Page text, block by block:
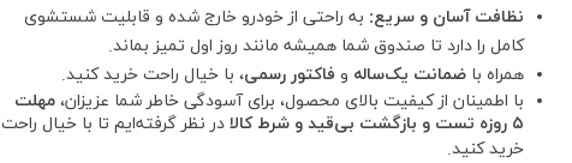
نظافت آسان و سریع: به راحتی از خودرو خارج شده و قابلیت شستشوی
کامل را دارد تا صندوق شما همیشه مانند روز اول تمیز بماند.
همراه باضمانت یک‌ساله و فاکتور رسمی، با خیال راحت خرید کنید.
با اطمینان از کیفیت بالای محصول، برای آسودگی خاطر شما عزیزان،مهلت
۵ روزه تست و بازگشت بی‌قید و شرط کالا
در نظر گرفته‌ایم تا با خیال راحت
خرید کنید.